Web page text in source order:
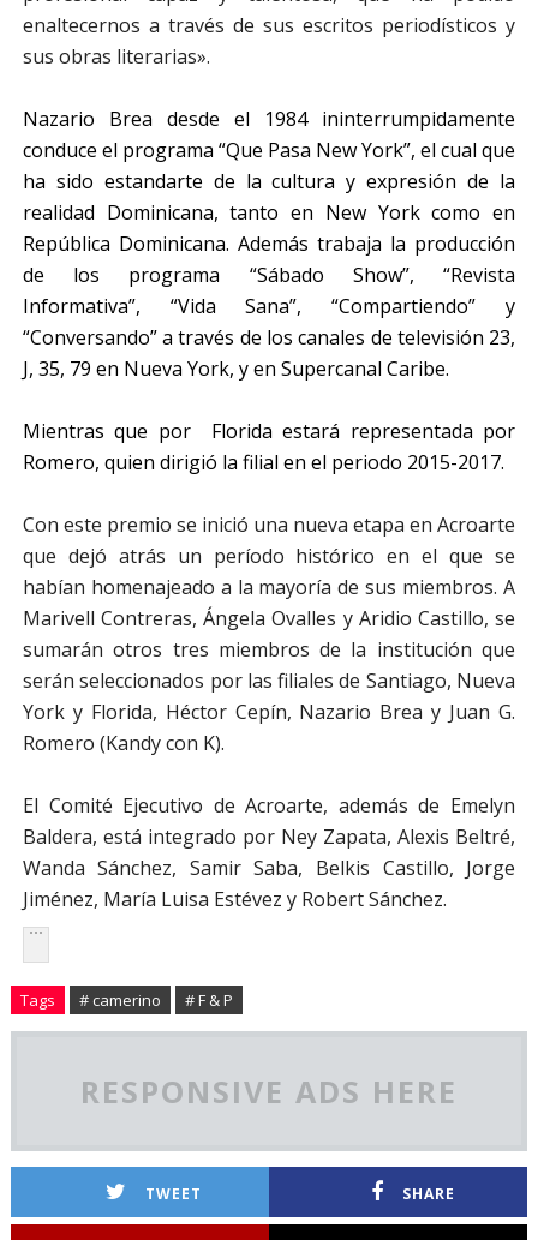
enaltecernos a través de sus escritos periodísticos y
sus obras literarias».
Nazario Brea desde el 1984 ininterrumpidamente
conduce el programa “Que Pasa New York”, el cual que
ha sido estandarte de la cultura y expresión de la
realidad Dominicana, tanto en New York como en
República Dominicana. Además trabaja la producción
de los programa “Sábado Show”, “Revista
Informativa”, “Vida Sana”, “Compartiendo” y
“Conversando” a través de los canales de televisión 23,
J, 35, 79 en Nueva York, y en Supercanal Caribe.
Mientras que por Florida estará representada por
Romero, quien dirigió la filial en el periodo 2015-2017.
Con este premio se inició una nueva etapa en Acroarte
que dejó atrás un período histórico en el que se
habían homenajeado a la mayoría de sus miembros. A
Marivell Contreras, Ángela Ovalles y Aridio Castillo, se
sumarán otros tres miembros de la institución que
serán seleccionados por las filiales de Santiago, Nueva
York y Florida, Héctor Cepín, Nazario Brea y Juan G.
Romero (Kandy con K).
El Comité Ejecutivo de Acroarte, además de Emelyn
Baldera, está integrado por Ney Zapata, Alexis Beltré,
Wanda Sánchez, Samir Saba, Belkis Castillo, Jorge
Jiménez, María Luisa Estévez y Robert Sánchez.
Tags # camerino # F & P
RESPONSIVE ADS HERE
TWEET SHARE